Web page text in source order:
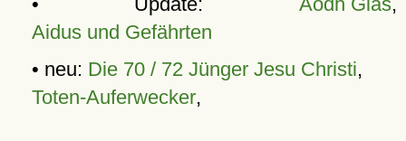
Aidus und Gefährten
• neu: Die 70 / 72 Jünger Jesu Christi,
Toten-Auferwecker,